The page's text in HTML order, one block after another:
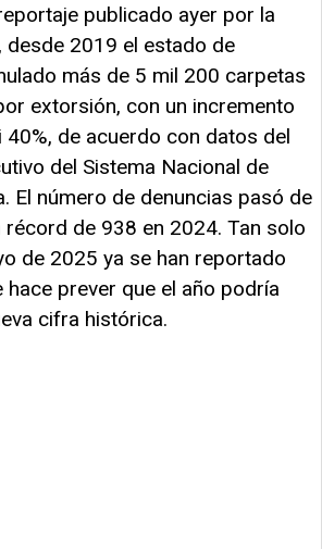
publicado ayer por la
desde 2019 el estado de
más de 5 mil 200 carpetas
extorsión, con un incremento
de acuerdo con datos del
del Sistema Nacional de
El número de denuncias pasó de
de 938 en 2024. Tan solo
de 2025 ya se han reportado
prever que el año podría
cifra histórica.